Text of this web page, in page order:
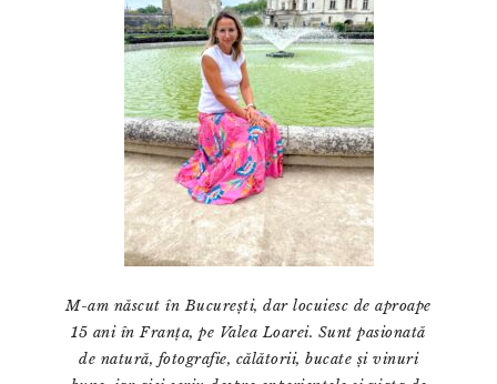
M-am născut în București, dar locuiesc de aproape
15 ani în Franța, pe Valea Loarei. Sunt pasionată
de natură, fotografie, călătorii, bucate și vinuri